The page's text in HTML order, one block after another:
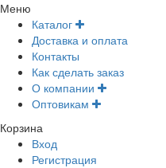
Меню
Каталог
Доставка и оплата
Контакты
Как сделать заказ
О компании
Оптовикам
Корзина
Вход
Регистрация